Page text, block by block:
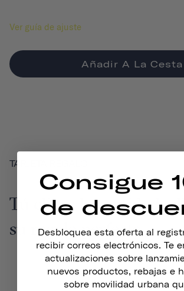
Ver guía de ajuste
Añadir A La Cesta
TARJETA REGALO
Tú eliges la cantidad,
su regalo perfecto.
Consigue
de
Desbloquea esta oferta al
recibir correos electrónicos. Te
actualizaciones sobre
nuevos productos, rebajas e
sobre movilidad urbana